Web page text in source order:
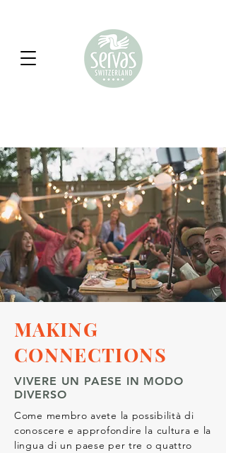
MAKING
CONNECTIONS
VIVERE UN PAESE IN MODO
DIVERSO
Come membro avete la possibilità di
conoscere e approfondire la cultura e la
lingua di un paese per tre o quattro